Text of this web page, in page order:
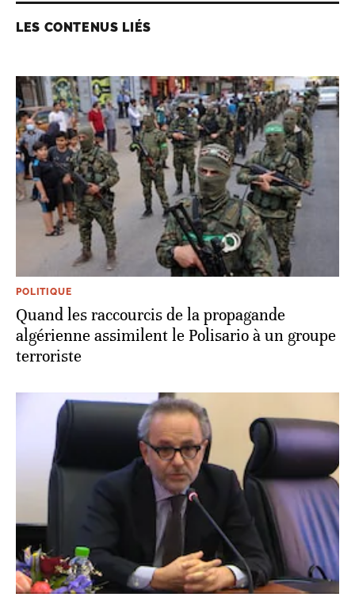
LES CONTENUS LIÉS
POLITIQUE
Quand les raccourcis de la propagande
algérienne assimilent le Polisario à un groupe
terroriste